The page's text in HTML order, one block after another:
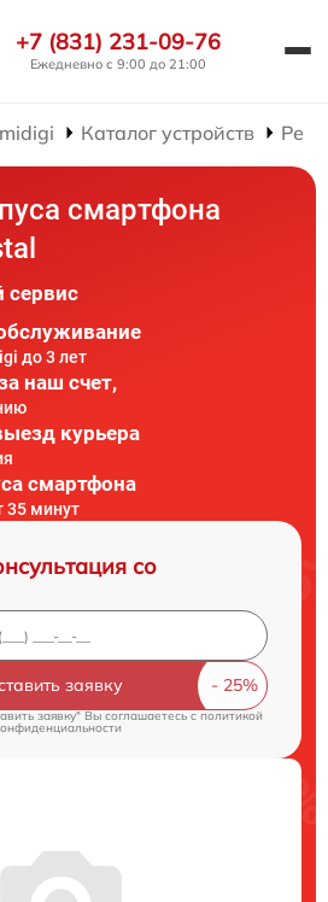
+7 (831) 231-09-76
Ежедневно с 9:00 до 21:00
Каталог устройств
смартфона
до 3 лет
наш счет,
курьера
смартфона
35 минут
со
заявку
заявку" Вы соглашаетесь c политикой